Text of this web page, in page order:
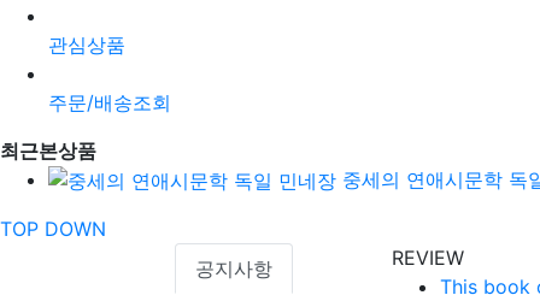
관심상품
주문/배송조회
최근본상품
중세의 연애시문학 독
TOP DOWN
공지사항
REVIEW
This book